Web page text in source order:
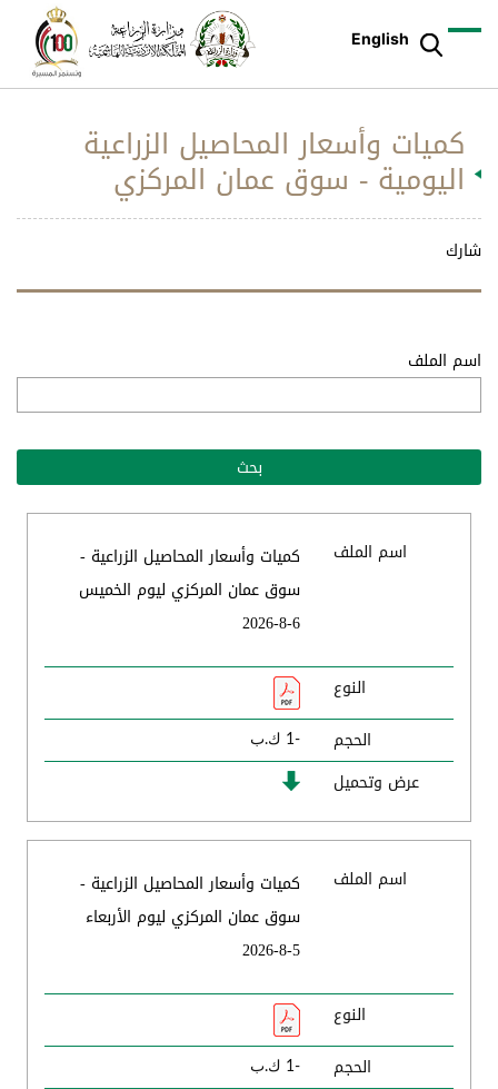
English
كميات وأسعار المحاصيل الزراعية
اليومية - سوق عمان المركزي
شارك
اسم الملف
اسم الملف
كميات وأسعار المحاصيل الزراعية -
سوق عمان المركزي ليوم الخميس
6-8-2026
النوع
الحجم
-1 ك.ب
عرض وتحميل
اسم الملف
كميات وأسعار المحاصيل الزراعية -
سوق عمان المركزي ليوم الأربعاء
5-8-2026
النوع
الحجم
-1 ك.ب